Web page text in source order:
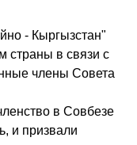
- Кыргызстан"
страны в связи с
члены Совета
в Совбезе
и призвали